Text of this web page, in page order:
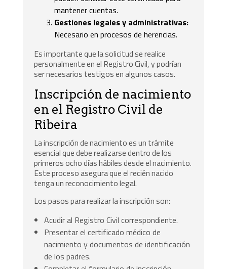
mantener cuentas.
Gestiones legales y administrativas:
Necesario en procesos de herencias.
Es importante que la solicitud se realice
personalmente en el Registro Civil, y podrían
ser necesarios testigos en algunos casos.
Inscripción de nacimiento
en el Registro Civil de
Ribeira
La inscripción de nacimiento es un trámite
esencial que debe realizarse dentro de los
primeros ocho días hábiles desde el nacimiento.
Este proceso asegura que el recién nacido
tenga un reconocimiento legal.
Los pasos para realizar la inscripción son:
Acudir al Registro Civil correspondiente.
Presentar el certificado médico de
nacimiento y documentos de identificación
de los padres.